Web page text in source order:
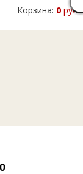
Корзина: 0 руб.